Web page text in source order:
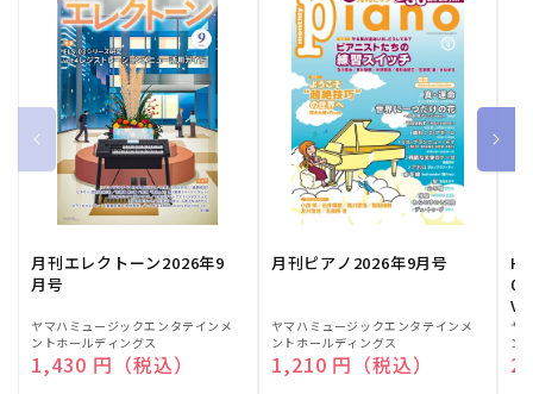
月刊エレクトーン2026年9
月号
販
売
元:
ヤマハミュージックエンタテインメ
ントホールディングス
通常価格
1,430 円（税込）
月刊ピアノ2026年9月号
販
売
元:
ヤマハミュージックエンタテインメ
ントホールディングス
通常価格
1,210 円（税込）
販
売
元:
ヤ
ン